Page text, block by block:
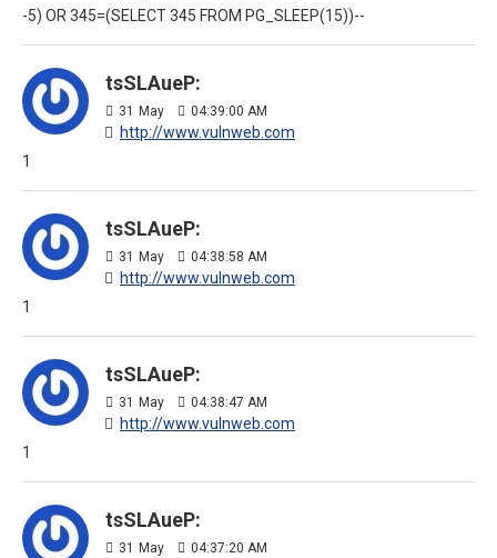
-5) OR 345=(SELECT 345 FROM PG_SLEEP(15))--
tsSLAueP:
31 May 04:39:00 AM
http://www.vulnweb.com
1
tsSLAueP:
31 May 04:38:58 AM
http://www.vulnweb.com
1
tsSLAueP:
31 May 04:38:47 AM
http://www.vulnweb.com
1
tsSLAueP:
31 May 04:37:20 AM